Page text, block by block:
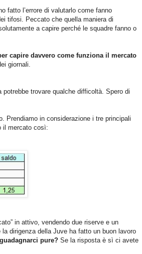
fatto l’errore di valutarlo come fanno
tifosi. Peccato che quella maniera di
a capire perché le squadre fanno o
capire davvero come funziona il mercato
giornali.
trovare qualche difficoltà. Spero di
Prendiamo in considerazione i tre principali
il mercato così:
in attivo, vendendo due riserve e un
dirigenza della Juve ha fatto un buon lavoro
pure? Se la risposta è sì ci avete